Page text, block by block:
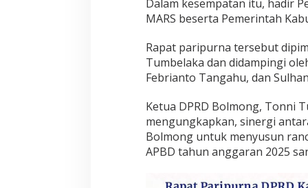
Dalam kesempatan itu, hadir
MARS beserta Pemerintah
Rapat paripurna tersebut
Tumbelaka dan didampingi
Febrianto Tangahu, dan
Ketua DPRD Bolmong, Tonni
mengungkapkan, sinergi
Bolmong untuk menyusun
APBD tahun anggaran 2025